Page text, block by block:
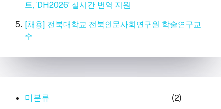
트, ‘DH2026’ 실시간 번역 지원
[채용] 전북대학교 전북인문사회연구원 학술연구교
수
미분류 (2)